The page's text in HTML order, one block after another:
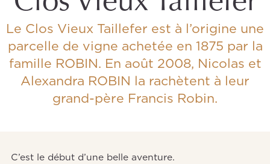
Le Clos Vieux Taillefer est à l’origine une
parcelle de vigne achetée en 1875 par la
famille ROBIN. En août 2008, Nicolas et
Alexandra ROBIN la rachètent à leur
grand-père Francis Robin.
C’est le début d’une belle aventure.